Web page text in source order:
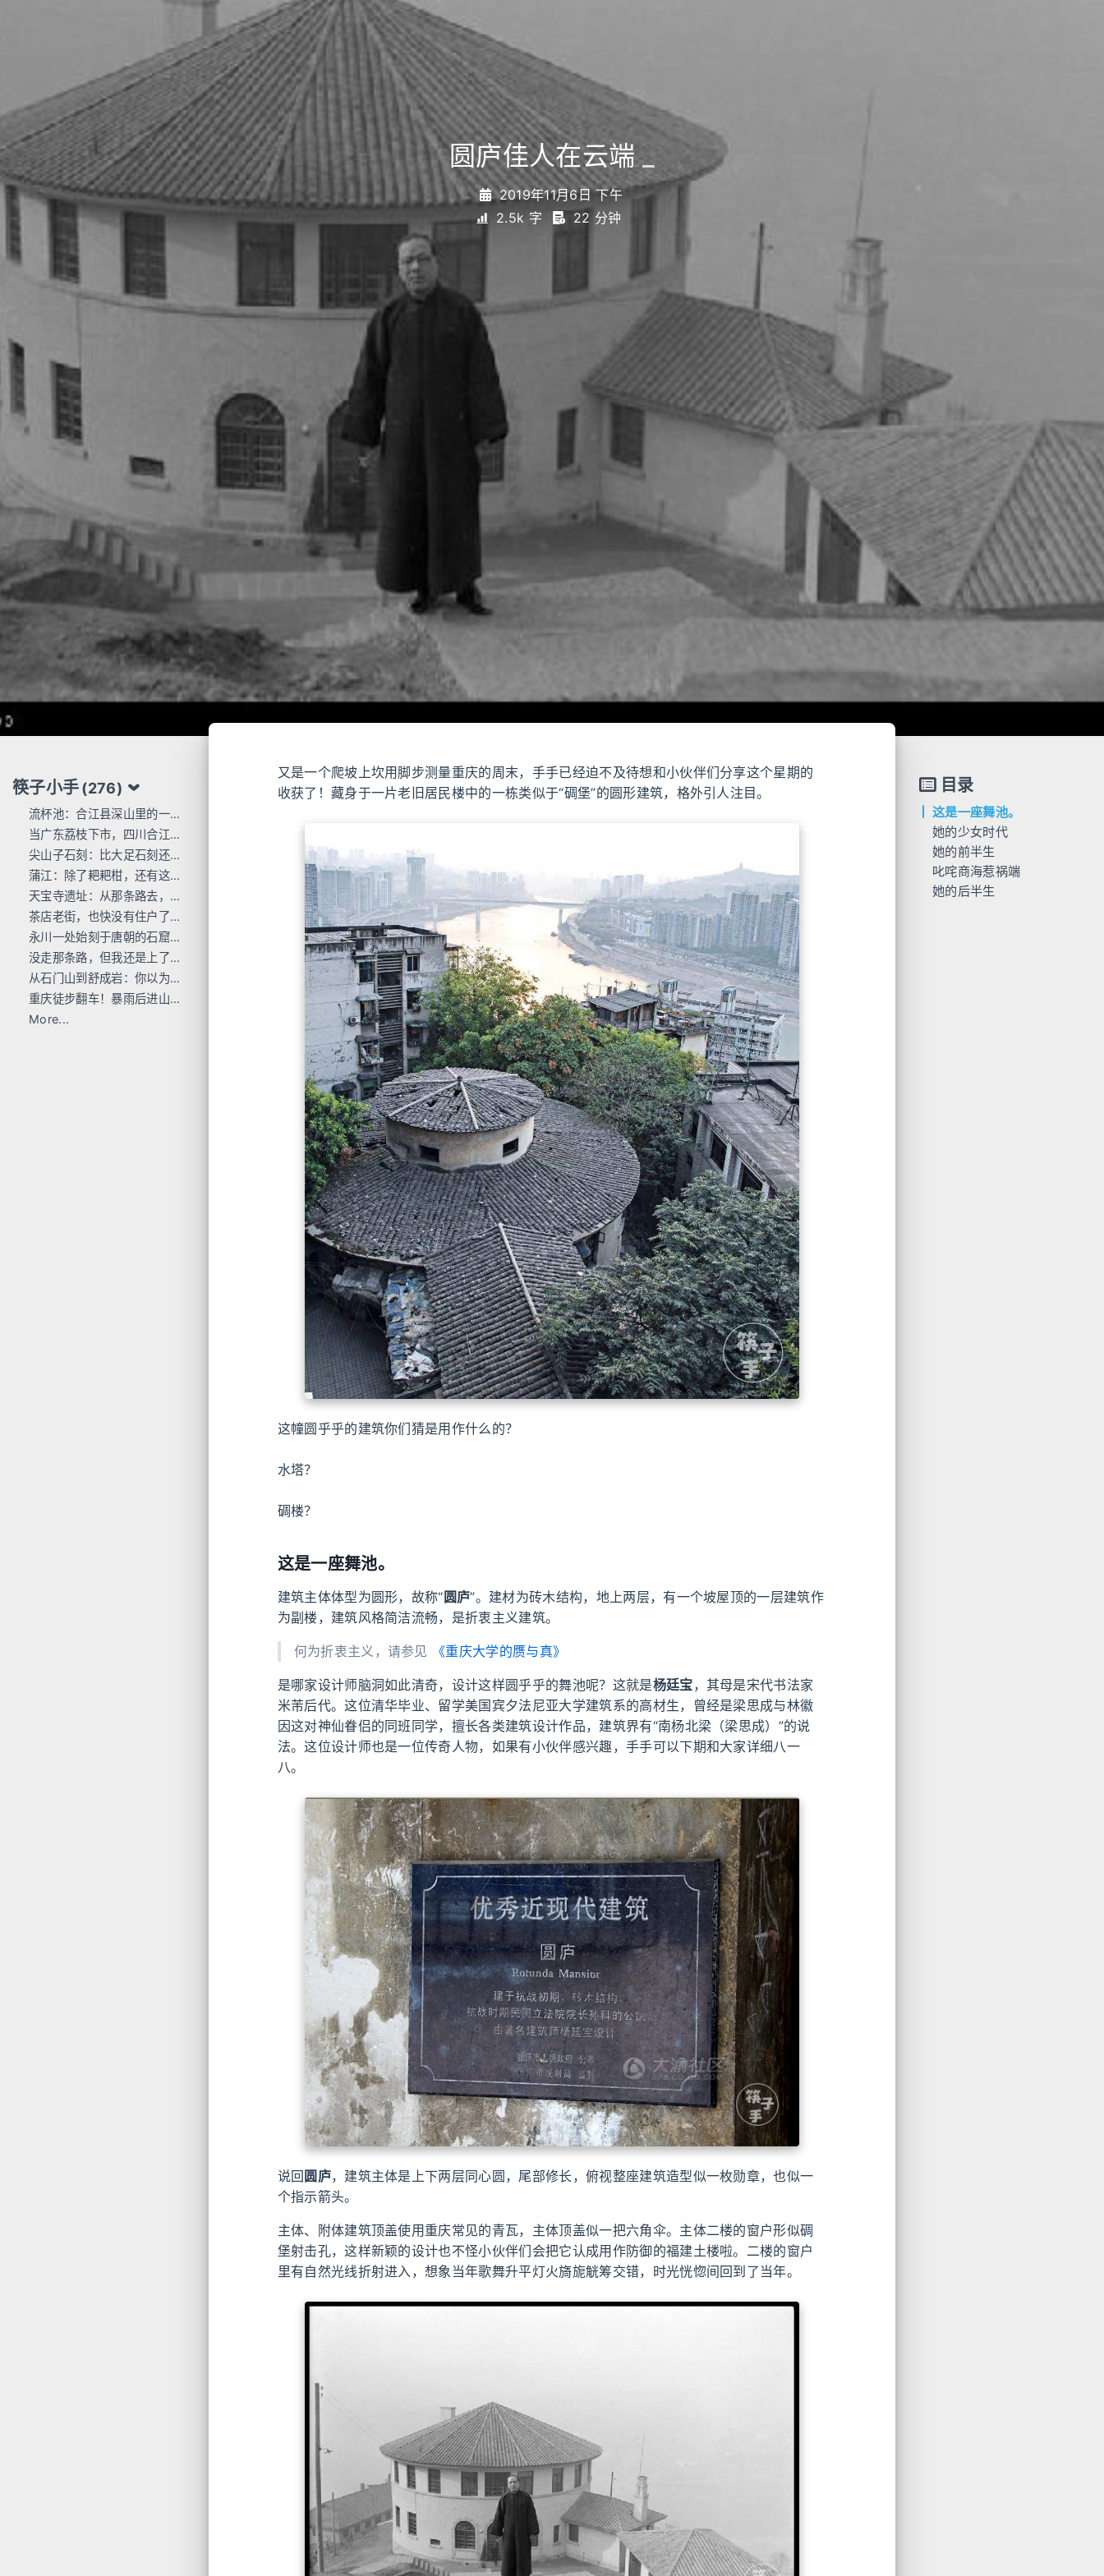
圆庐佳人在云端_
2019年11月6日 下午
2.5k 字
22 分钟
筷子小手(276)
流杯池：合江县深山里的一行东洋刻痕
当广东荔枝下市，四川合江的才刚红透
尖山子石刻：比大足石刻还早300年
蒲江：除了耙耙柑，还有这么多唐宋石刻
天宝寺遗址：从那条路去，过这座桥来
茶店老街，也快没有住户了...
永川一处始刻于唐朝的石窟，人不多 值得去
没走那条路，但我还是上了巴岳山
从石门山到舒成岩：你以为去过宝顶山就是全部的大足石刻了吗？
重庆徒步翻车！暴雨后进山，差点栽在这座小山里
More...
又是一个爬坡上坎用脚步测量重庆的周末，手手已经迫不及待想和小伙伴们分享这个星期的
收获了！藏身于一片老旧居民楼中的一栋类似于“碉堡”的圆形建筑，格外引人注目。
这幢圆乎乎的建筑你们猜是用作什么的？
水塔？
碉楼？
这是一座舞池。
建筑主体体型为圆形，故称“ 圆庐”。建材为砖木结构，地上两层，有一个坡屋顶的一层建筑作
为副楼，建筑风格简洁流畅，是折衷主义建筑。
何为折衷主义，请参见 《重庆大学的赝与真》
是哪家设计师脑洞如此清奇，设计这样圆乎乎的舞池呢？这就是杨廷宝，其母是宋代书法家
米芾后代。这位清华毕业、留学美国宾夕法尼亚大学建筑系的高材生，曾经是梁思成与林徽
因这对神仙眷侣的同班同学，擅长各类建筑设计作品，建筑界有“南杨北梁（梁思成）”的说
法。这位设计师也是一位传奇人物，如果有小伙伴感兴趣，手手可以下期和大家详细八一
八。
说回圆庐，建筑主体是上下两层同心圆，尾部修长，俯视整座建筑造型似一枚勋章，也似一
个指示箭头。
主体、附体建筑顶盖使用重庆常见的青瓦，主体顶盖似一把六角伞。主体二楼的窗户形似碉
堡射击孔，这样新颖的设计也不怪小伙伴们会把它认成用作防御的福建土楼啦。二楼的窗户
里有自然光线折射进入，想象当年歌舞升平灯火旖旎觥筹交错，时光恍惚间回到了当年。
目录
这是一座舞池。
她的少女时代
她的前半生
叱咤商海惹祸端
她的后半生